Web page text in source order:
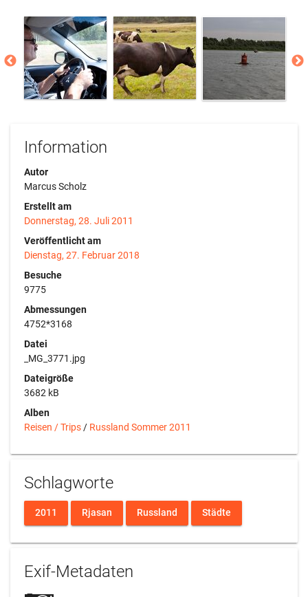
Information
Autor
Marcus Scholz
Erstellt am
Donnerstag, 28. Juli 2011
Veröffentlicht am
Dienstag, 27. Februar 2018
Besuche
9775
Abmessungen
4752*3168
Datei
_MG_3771.jpg
Dateigröße
3682 kB
Alben
Reisen / Trips / Russland Sommer 2011
Schlagworte
2011 Rjasan Russland Städte
Exif-Metadaten